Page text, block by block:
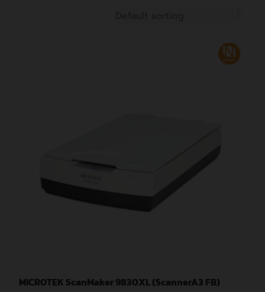
MICROTEK ScanMaker 9830XL (ScannerA3 FB)